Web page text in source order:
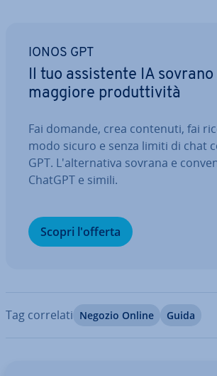
IONOS GPT
Il tuo as­si­sten­te IA sovrano
maggiore pro­dut­ti­vi­tà
Fai domande, crea contenuti, fai
modo sicuro e senza limiti di chat
GPT. L'al­ter­na­ti­va sovrana e
ChatGPT e simili.
Scopri l'offerta
Tag correlati Negozio Online Guida